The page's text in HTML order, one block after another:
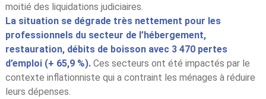
moitié des liquidations judiciaires.
La situation se dégrade très nettement pour les
professionnels du secteur de l’hébergement,
restauration, débits de boisson avec 3 470 pertes
d’emploi (+ 65,9 %). Ces secteurs ont été impactés par le
contexte inflationniste qui a contraint les ménages à réduire
leurs dépenses.